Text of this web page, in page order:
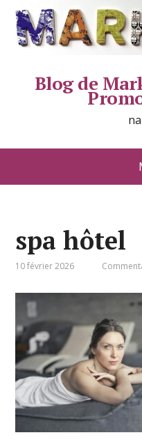
Blog de
spa hôtel
10 février 2026